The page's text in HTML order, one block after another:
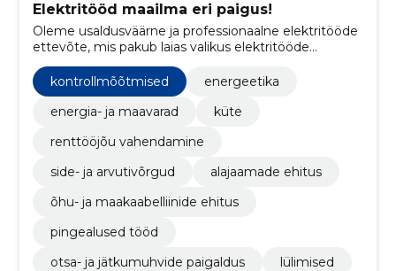
Elektritööd maailma eri paigus!
Oleme usaldusväärne ja professionaalne elektritööde
ettevõte, mis pakub laias valikus elektritööde
teenuseid nii Eestis kui väljaspool seda.
kontrollmõõtmised
energeetika
energia- ja maavarad
küte
renttööjõu vahendamine
side- ja arvutivõrgud
alajaamade ehitus
õhu- ja maakaabelliinide ehitus
pingealused tööd
otsa- ja jätkumuhvide paigaldus
lülimised